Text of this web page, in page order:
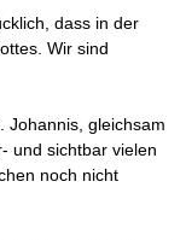
dass in der
Wir sind
Johannis, gleichsam
und sichtbar vielen
noch nicht